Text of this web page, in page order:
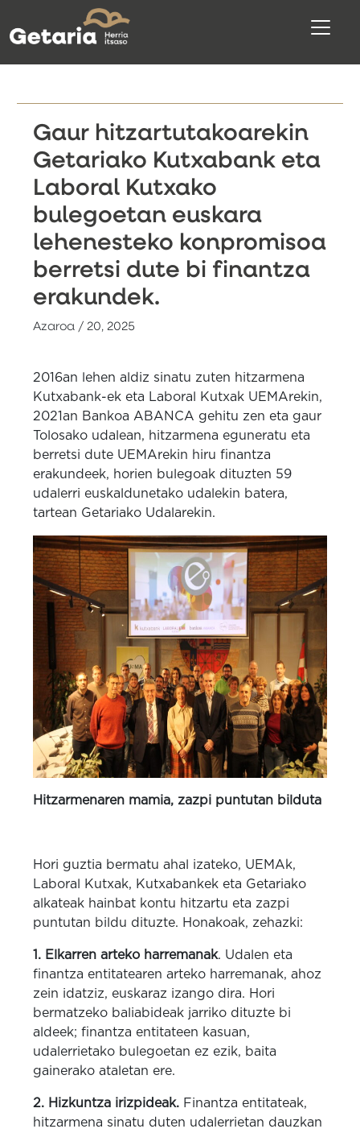
Gaur hitzartutakoarekin
Getariako Kutxabank eta
Laboral Kutxako
bulegoetan euskara
lehenesteko konpromisoa
berretsi dute bi finantza
erakundek.
Azaroa / 20, 2025
2016an lehen aldiz sinatu zuten hitzarmena
Kutxabank-ek eta Laboral Kutxak UEMArekin,
2021an Bankoa ABANCA gehitu zen eta gaur
Tolosako udalean, hitzarmena eguneratu eta
berretsi dute UEMArekin hiru finantza
erakundeek, horien bulegoak dituzten 59
udalerri euskaldunetako udalekin batera,
tartean Getariako Udalarekin.
Hitzarmenaren mamia, zazpi puntutan bilduta
Hori guztia bermatu ahal izateko, UEMAk,
Laboral Kutxak, Kutxabankek eta Getariako
alkateak hainbat kontu hitzartu eta zazpi
puntutan bildu dituzte. Honakoak, zehazki:
1. Elkarren arteko harremanak. Udalen eta
finantza entitatearen arteko harremanak, ahoz
zein idatziz, euskaraz izango dira. Hori
bermatzeko baliabideak jarriko dituzte bi
aldeek; finantza entitateen kasuan,
udalerrietako bulegoetan ez ezik, baita
gainerako ataletan ere.
2. Hizkuntza irizpideak.Finantza entitateak,
hitzarmena sinatu duten udalerrietan dauzkan